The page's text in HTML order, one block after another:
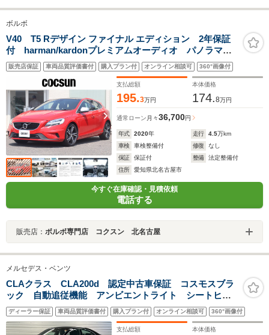
ボルボ
V40 T5 Rデザイン ファイナル エディション 2年保証
付 harman/kardonプレミアムオーディオ パノラマガ
ラスルーフ 18インチアルミホイール ナビゲーショ
ン リアビューカメラ オフブラック本革シート シー
トヒーター パワーシート 禁煙
販売店保証 車両品質評価書付 購入プラン付 オンライン相談可 360°画像付
支払総額
195.3万円
本体価格
174.8万円
通常ローン 月々36,700円
年式 2020年 走行 4.5万km
車検
車検整備付 修復
なし
保証
保証付 整備
法定整備付
住所
愛知県北名古屋市
今すぐ在庫確認・見積依頼
電話する
販売店： ボルボ専門店 コクスン 北名古屋
メルセデス・ベンツ
CLAクラス CLA200d 認定中古車保証 コスモスブラ
ック 自動追従機能 アンビエントライト シートヒー
ター 電動パワーシート 純正ドライブレコーダー ワ
イヤレスチャージャー MBUX ETC 純正ナビ バッ
クカメラ
ディーラー保証 車両品質評価書付 購入プラン付 オンライン相談可 360°画像付
支払総額 本体価格